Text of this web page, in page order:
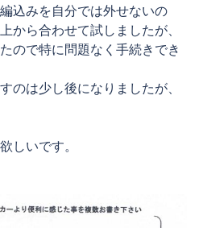
込みを自分では外せないの
から合わせて試しましたが、
ので特に問題なく手続きでき
のは少し後になりましたが、
しいです。